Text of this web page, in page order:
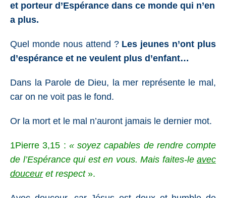
et porteur d’Espérance dans ce monde qui n’en
a plus.
Quel monde nous attend ? Les jeunes n’ont plus
d’espérance et ne veulent plus d’enfant…
Dans la Parole de Dieu, la mer représente le mal,
car on ne voit pas le fond.
Or la mort et le mal n’auront jamais le dernier mot.
1Pierre 3,15 : « soyez capables de rendre compte
de l’Espérance qui est en vous. Mais faites-le avec
douceuret respect».